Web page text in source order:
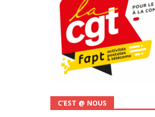
C’EST @ NOUS